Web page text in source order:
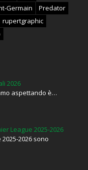
Germain
Predator
rupertgraphic
2026
aspettando è…
League 2025-2026
2026 sono